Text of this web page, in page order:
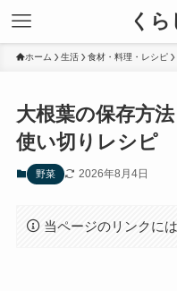
く
ホーム 生活 食材・料理・レシピ
大根葉の保存方
使い切りレシピ
野菜 2026年8月4日
当ページのリンクに